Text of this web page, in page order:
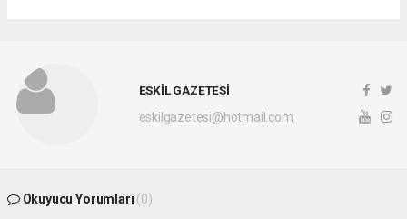
ESKİL GAZETESİ
eskilgazetesi@hotmail.com
Okuyucu Yorumları (0)